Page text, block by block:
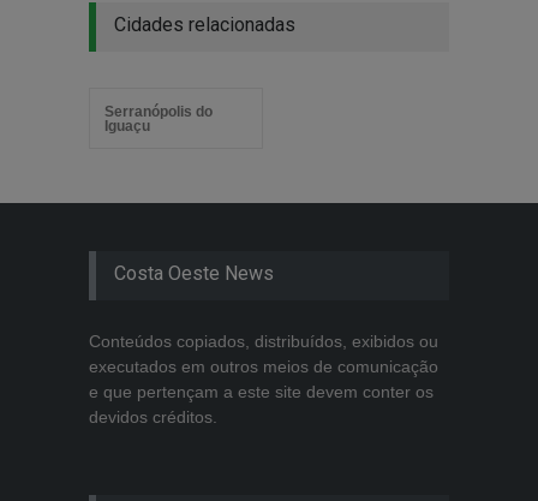
Cidades relacionadas
Serranópolis do
Iguaçu
Costa Oeste News
Conteúdos copiados, distribuídos, exibidos ou
executados em outros meios de comunicação
e que pertençam a este site devem conter os
devidos créditos.